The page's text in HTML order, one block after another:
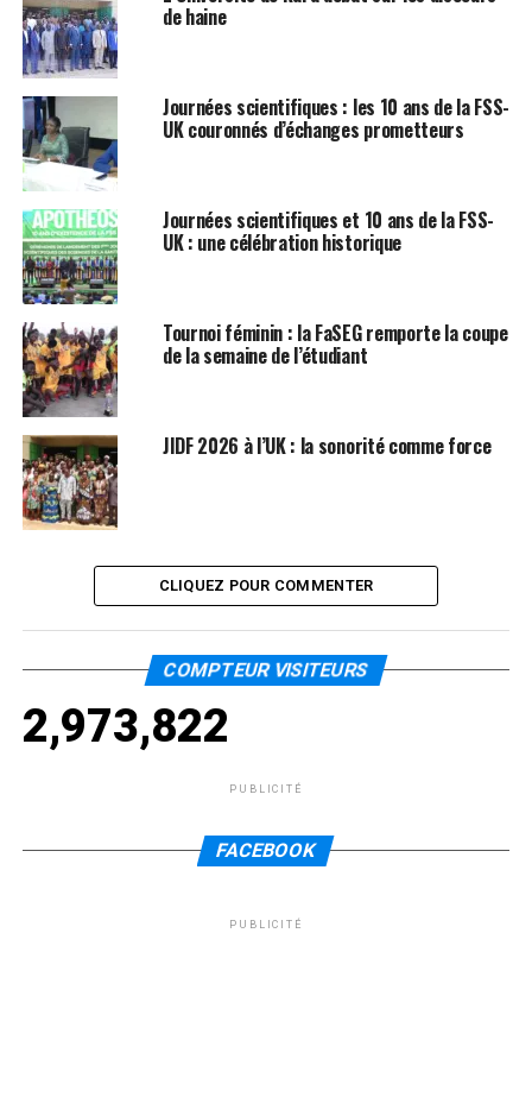
de haine
Journées scientifiques : les 10 ans de la FSS-
UK couronnés d’échanges prometteurs
Journées scientifiques et 10 ans de la FSS-
UK : une célébration historique
Tournoi féminin : la FaSEG remporte la coupe
de la semaine de l’étudiant
JIDF 2026 à l’UK : la sonorité comme force
CLIQUEZ POUR COMMENTER
COMPTEUR VISITEURS
2,973,822
PUBLICITÉ
FACEBOOK
PUBLICITÉ